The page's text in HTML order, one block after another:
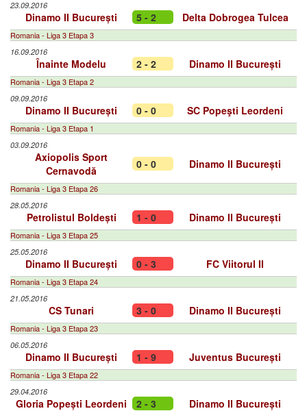
23.09.2016
Dinamo II București 5 - 2 Delta Dobrogea Tulcea
Romania - Liga 3 Etapa 3
16.09.2016
Înainte Modelu 2 - 2 Dinamo II București
Romania - Liga 3 Etapa 2
09.09.2016
Dinamo II București 0 - 0 SC Popeşti Leordeni
Romania - Liga 3 Etapa 1
03.09.2016
Axiopolis Sport
Cernavodă
0 - 0 Dinamo II București
Romania - Liga 3 Etapa 26
28.05.2016
Petrolistul Boldești 1 - 0 Dinamo II București
Romania - Liga 3 Etapa 25
25.05.2016
Dinamo II București 0 - 3 FC Viitorul II
Romania - Liga 3 Etapa 24
21.05.2016
CS Tunari 3 - 0 Dinamo II București
Romania - Liga 3 Etapa 23
06.05.2016
Dinamo II București 1 - 9 Juventus București
Romania - Liga 3 Etapa 22
29.04.2016
Gloria Popești Leordeni 2 - 3 Dinamo II București